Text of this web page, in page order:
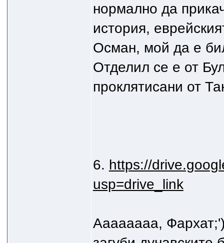
нормално да
история,
Осман, мой да е
Отделил се е от
проклятисани от
6. https://
usp=drive_link
Аааааааа,